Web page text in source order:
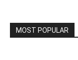
MOST POPULAR